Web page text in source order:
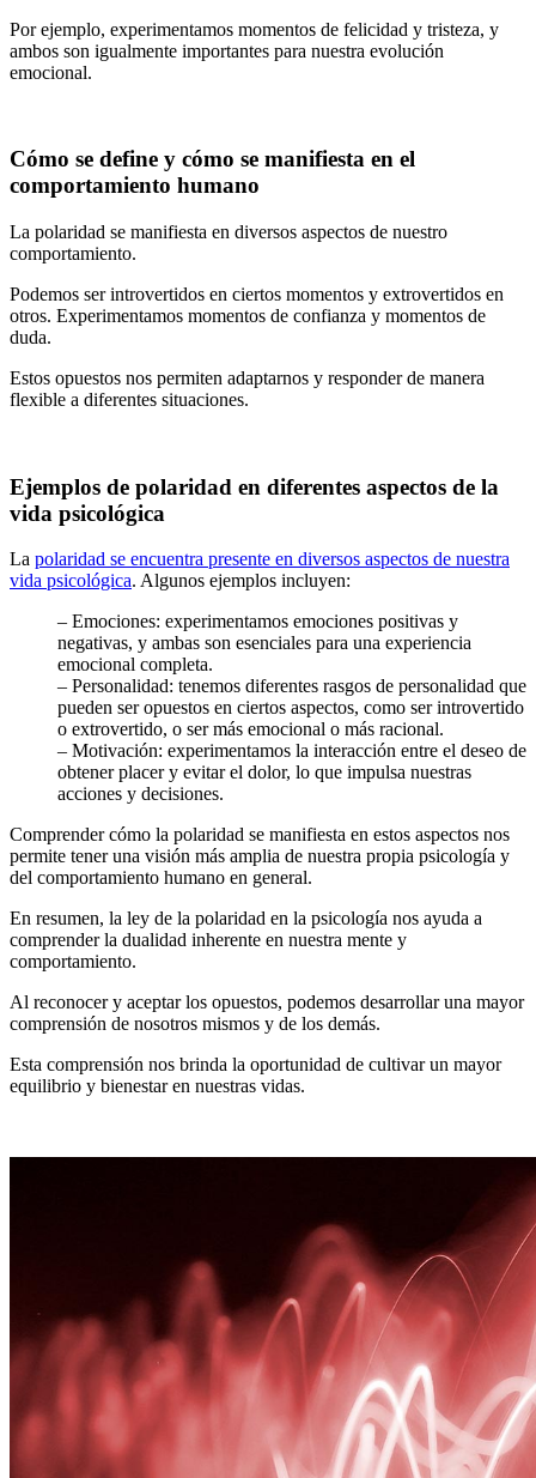
Por ejemplo, experimentamos momentos de felicidad y tristeza, y
ambos son igualmente importantes para nuestra evolución
emocional.
Cómo se define y cómo se manifiesta en el
comportamiento humano
La polaridad se manifiesta en diversos aspectos de nuestro
comportamiento.
Podemos ser introvertidos en ciertos momentos y extrovertidos en
otros. Experimentamos momentos de confianza y momentos de
duda.
Estos opuestos nos permiten adaptarnos y responder de manera
flexible a diferentes situaciones.
Ejemplos de polaridad en diferentes aspectos de la
vida psicológica
La polaridad se encuentra presente en diversos aspectos de nuestra
vida psicológica. Algunos ejemplos incluyen:
– Emociones: experimentamos emociones positivas y
negativas, y ambas son esenciales para una experiencia
emocional completa.
– Personalidad: tenemos diferentes rasgos de personalidad que
pueden ser opuestos en ciertos aspectos, como ser introvertido
o extrovertido, o ser más emocional o más racional.
– Motivación: experimentamos la interacción entre el deseo de
obtener placer y evitar el dolor, lo que impulsa nuestras
acciones y decisiones.
Comprender cómo la polaridad se manifiesta en estos aspectos nos
permite tener una visión más amplia de nuestra propia psicología y
del comportamiento humano en general.
En resumen, la ley de la polaridad en la psicología nos ayuda a
comprender la dualidad inherente en nuestra mente y
comportamiento.
Al reconocer y aceptar los opuestos, podemos desarrollar una mayor
comprensión de nosotros mismos y de los demás.
Esta comprensión nos brinda la oportunidad de cultivar un mayor
equilibrio y bienestar en nuestras vidas.